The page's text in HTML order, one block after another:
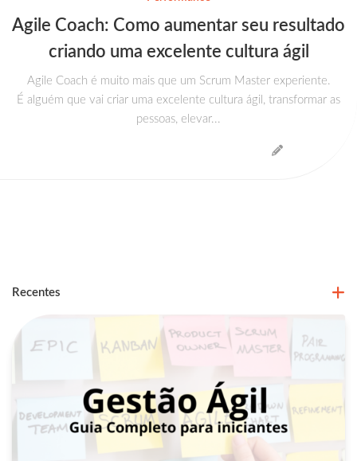
Agile Coach: Como aumentar seu resultado
criando uma excelente cultura ágil
Agile Coach é muito mais que um Scrum Master experiente.
É alguém que vai criar uma excelente cultura ágil, transformar as
pessoas, elevar...
Recentes